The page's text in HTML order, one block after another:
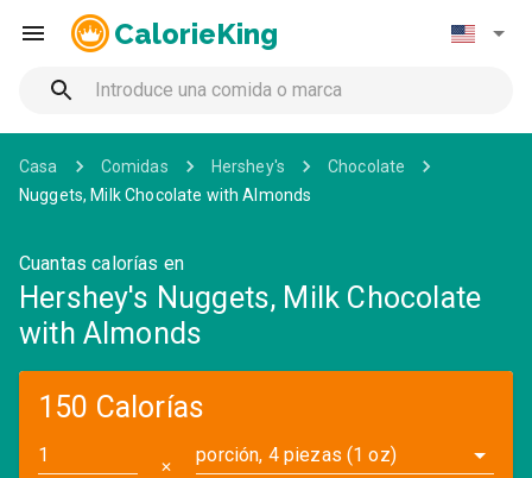
CalorieKing
Casa Comidas Hershey's
Chocolate
Nuggets, Milk Chocolate with Almonds
Cuantas calorías en
Hershey's Nuggets, Milk Chocolate
with Almonds
150 Calorías
✕
porción, 4 piezas (1 oz)